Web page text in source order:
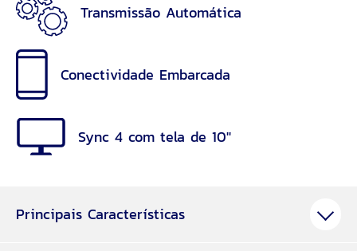
Transmissão Automática
Conectividade Embarcada
Sync 4 com tela de 10''
Principais Características